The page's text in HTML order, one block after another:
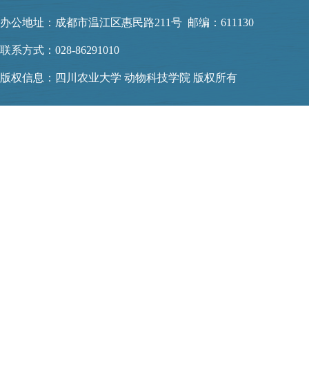
办公地址：成都市温江区惠民路211号 邮编：611130
联系方式：028-86291010
版权信息：四川农业大学 动物科技学院 版权所有